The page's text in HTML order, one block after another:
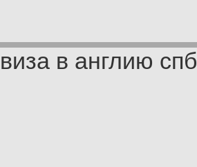
виза в англию спб